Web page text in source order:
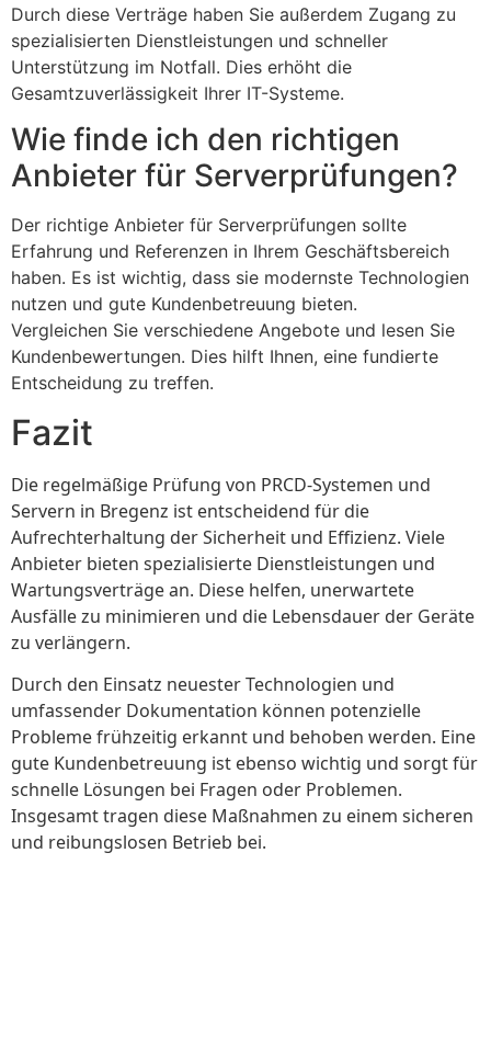
Durch diese Verträge haben Sie außerdem Zugang zu
spezialisierten Dienstleistungen und schneller
Unterstützung im Notfall. Dies erhöht die
Gesamtzuverlässigkeit Ihrer IT-Systeme.
Wie finde ich den richtigen
Anbieter für Serverprüfungen?
Der richtige Anbieter für Serverprüfungen sollte
Erfahrung und Referenzen in Ihrem Geschäftsbereich
haben. Es ist wichtig, dass sie modernste Technologien
nutzen und gute Kundenbetreuung bieten.
Vergleichen Sie verschiedene Angebote und lesen Sie
Kundenbewertungen. Dies hilft Ihnen, eine fundierte
Entscheidung zu treffen.
Fazit
Die regelmäßige Prüfung von PRCD-Systemen und
Servern in Bregenz ist entscheidend für die
Aufrechterhaltung der Sicherheit und Effizienz. Viele
Anbieter bieten spezialisierte Dienstleistungen und
Wartungsverträge an. Diese helfen, unerwartete
Ausfälle zu minimieren und die Lebensdauer der Geräte
zu verlängern.
Durch den Einsatz neuester Technologien und
umfassender Dokumentation können potenzielle
Probleme frühzeitig erkannt und behoben werden. Eine
gute Kundenbetreuung ist ebenso wichtig und sorgt für
schnelle Lösungen bei Fragen oder Problemen.
Insgesamt tragen diese Maßnahmen zu einem sicheren
und reibungslosen Betrieb bei.